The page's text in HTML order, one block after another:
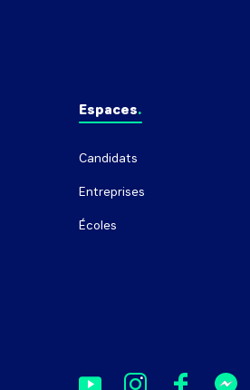
Espaces
Candidats
Entreprises
Écoles